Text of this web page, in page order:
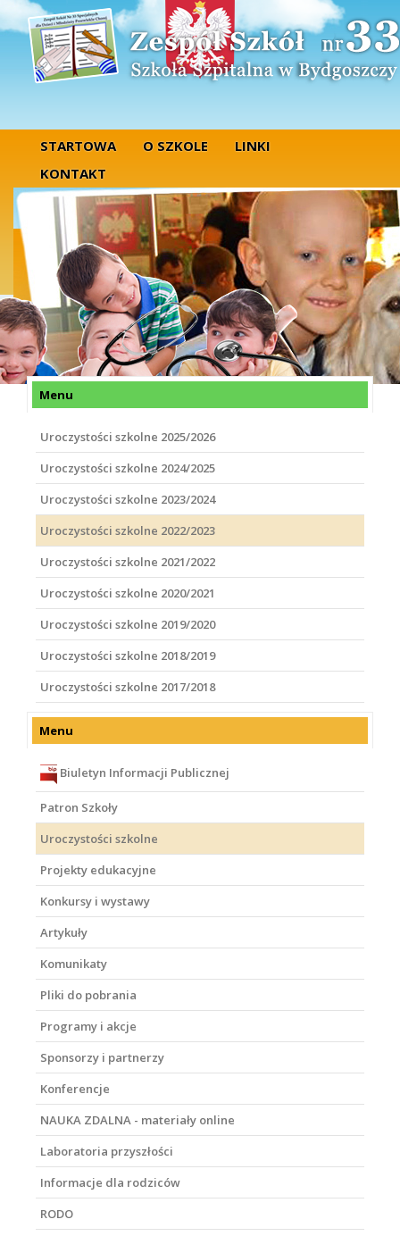
STARTOWA O SZKOLE
LINKI
KONTAKT
Menu
Uroczystości szkolne 2025/2026
Uroczystości szkolne 2024/2025
Uroczystości szkolne 2023/2024
Uroczystości szkolne 2022/2023
Uroczystości szkolne 2021/2022
Uroczystości szkolne 2020/2021
Uroczystości szkolne 2019/2020
Uroczystości szkolne 2018/2019
Uroczystości szkolne 2017/2018
Menu
Biuletyn Informacji Publicznej
Patron Szkoły
Uroczystości szkolne
Projekty edukacyjne
Konkursy i wystawy
Artykuły
Komunikaty
Pliki do pobrania
Programy i akcje
Sponsorzy i partnerzy
Konferencje
NAUKA ZDALNA - materiały online
Laboratoria przyszłości
Informacje dla rodziców
RODO